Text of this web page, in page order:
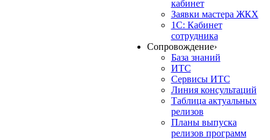
кабинет
Заявки мастера ЖКХ
1С: Кабинет
сотрудника
Сопровождение›
База знаний
ИТС
Сервисы ИТС
Линия консультаций
Таблица актуальных
релизов
Планы выпуска
релизов программ